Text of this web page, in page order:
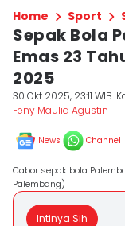
Home Sport
Sepak Bola
Emas 23
2025
30 Okt 2025, 23:11 WIB
Feny Maulia Agustin
News Channel
Cabor sepak bola
Palembang)
Intinya Sih